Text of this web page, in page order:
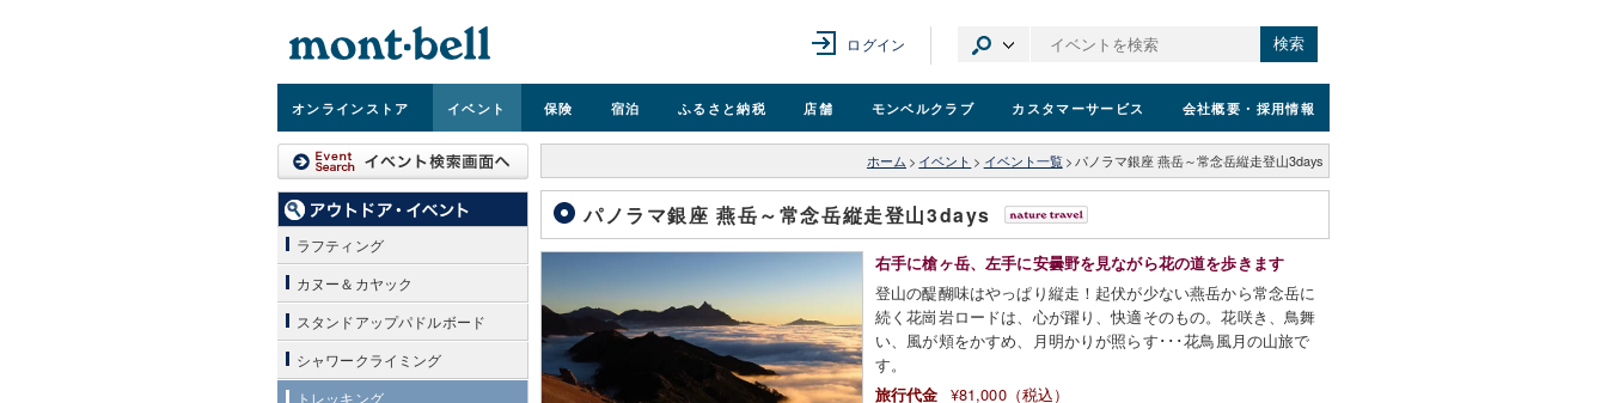
ログイン 検索
オンラインストア イベント 保険 宿泊 ふるさと納税 店舗 モンベルクラブ カスタマーサービス 会社概要 ・採用情報
ホーム > イベント > イベント一覧 > パノラマ銀座 燕岳～常念岳縦走登山3days
パノラマ銀座 燕岳～常念岳縦走登山3days
右手に槍ヶ岳、左手に安曇野を見ながら花の道を歩きます
登山の醍醐味はやっぱり縦走！起伏が少ない燕岳から常念岳に
続く花崗岩ロードは、心が躍り、快適そのもの。花咲き、鳥舞
い、風が頬をかすめ、月明かりが照らす･･･花鳥風月の山旅で
す。
旅行代金 ¥81,000（税込）
ラフティング
カヌー＆カヤック
スタンドアップパドルボード
シャワークライミング
トレッキング